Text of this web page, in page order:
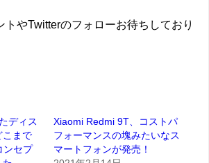
トやTwitterのフォローお待ちしており
ディス
こまで
ンセプ
Xiaomi Redmi 9T、コストパ
フォーマンスの塊みたいなス
マートフォンが発売！